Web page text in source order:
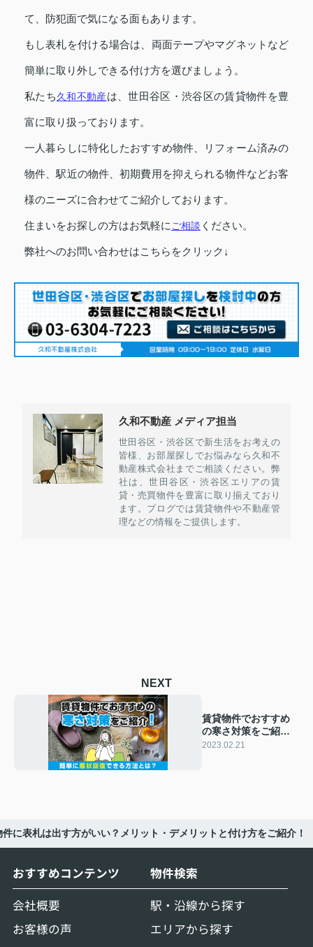
て、防犯面で気になる面もあります。
もし表札を付ける場合は、両面テープやマグネットなど
簡単に取り外しできる付け方を選びましょう。
私たち久和不動産は、世田谷区・渋谷区の賃貸物件を豊
富に取り扱っております。
一人暮らしに特化したおすすめ物件、リフォーム済みの
物件、駅近の物件、初期費用を抑えられる物件などお客
様のニーズに合わせてご紹介しております。
住まいをお探しの方はお気軽にご相談 ください。
弊社へのお問い合わせはこちらをクリック↓
久和不動産 メディア担当
世田谷区・渋谷区で新生活をお考えの
皆様、お部屋探しでお悩みなら久和不
動産株式会社までご相談ください。弊
社は、世田谷区・渋谷区エリアの賃
貸・売買物件を豊富に取り揃えており
ます。ブログでは賃貸物件や不動産管
理などの情報をご提供します。
NEXT
賃貸物件でおすすめ
の寒さ対策をご紹
介！簡単に原状回復
2023.02.21
件に表札は出す方がいい？メリット・デメリットと付け方をご紹介！
おすすめコンテンツ
会社概要
お客様の声
物件検索
駅・沿線から探す
エリアから探す